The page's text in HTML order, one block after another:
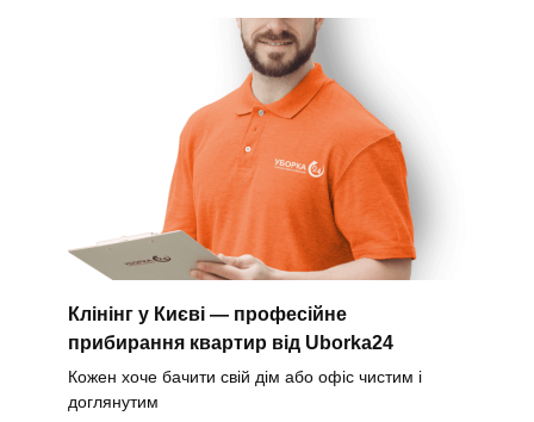
Клінінг у Києві — професійне
прибирання квартир від Uborka24
Кожен хоче бачити свій дім або офіс чистим і
доглянутим